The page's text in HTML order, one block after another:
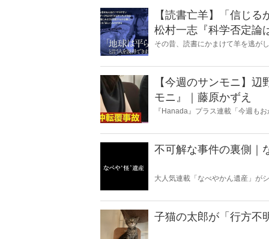
【読書亡羊】「信じ
松村一志『科学否定論
麻衣子
その昔、読書にかまけて羊を逃が
【今週のサンモニ】
モニ』｜藤原かずえ
『Hanada』プラス連載「今週も
不可解な事件の裏側｜
大人気連載「なべやかん遺産」が
子猫の太郎が「行方不